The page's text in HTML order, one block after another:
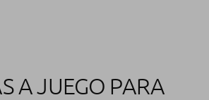
A JUEGO PARA